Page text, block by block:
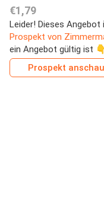
€1,79
Leider! Dieses
Prospekt von
ein Angebot gültig ist
Prospekt